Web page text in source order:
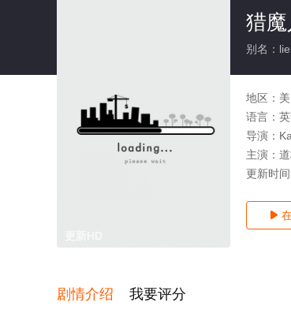
猎
别名：
地区：
语言：
导演：
主演：
更新时间

剧情介绍 我要评分